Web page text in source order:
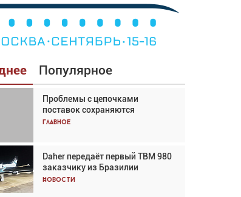
Популярное
Проблемы с цепочками
поставок сохраняются
Главное
Daher передаёт первый TBM 980
заказчику из Бразилии
Новости
Взгляд с высоты: тандем
вертолётов и БПЛА в
спасательных операциях
Авиационный фотограф Дэйв
Кох: «Фотография говорит сама
за себя... а ИИ всё портит»